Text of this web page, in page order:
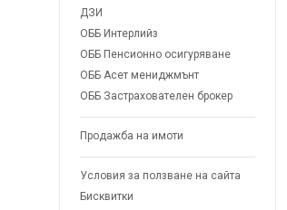
ДЗИ
ОББ Интерлийз
ОББ Пенсионно осигуряване
ОББ Асет мениджмънт
ОББ Застрахователен брокер
Продажба на имоти
Условия за ползване на сайта
Бисквитки